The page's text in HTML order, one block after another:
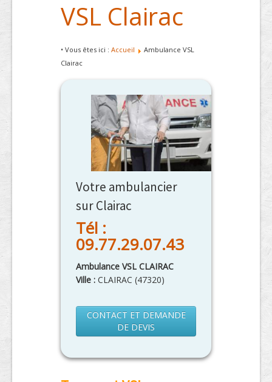
VSL Clairac
• Vous êtes ici : Accueil
Ambulance VSL
Clairac
Votre ambulancier
sur Clairac
Tél :
09.77.29.07.43
Ambulance VSL CLAIRAC
Ville : CLAIRAC (47320)
CONTACT ET DEMANDE
DE DEVIS